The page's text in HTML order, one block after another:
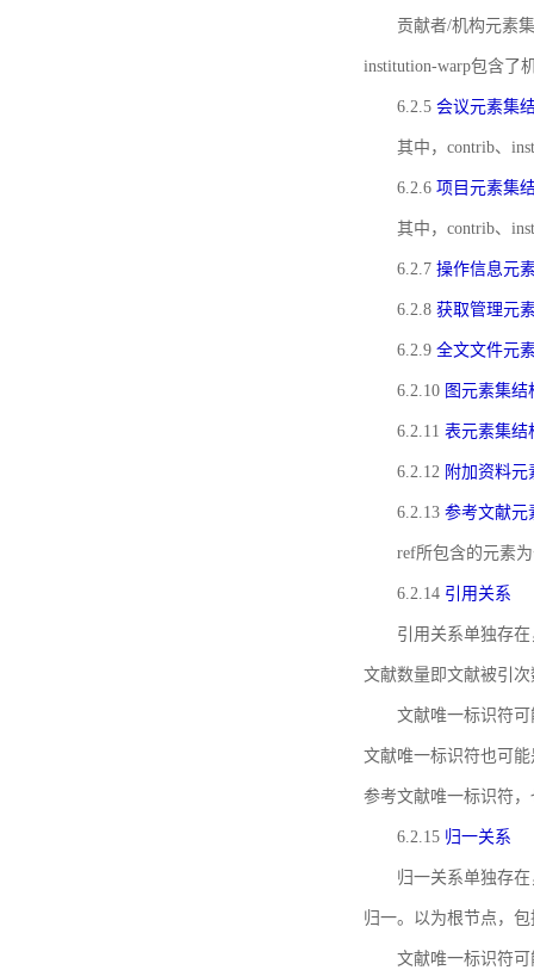
贡献者/机构元素
institution-warp包含了
6.2.5 会议元素集
其中，contrib、
6.2.6 项目元素集
其中，contrib、
6.2.7 操作信息元
6.2.8 获取管理元
6.2.9 全文文件元
6.2.10 图元素集结
6.2.11 表元素集结
6.2.12 附加资料元
6.2.13 参考文献元
ref所包含的元素
6.2.14 引用关系
引用关系单独存
文献数量即文献被引
文献唯一标识符
文献唯一标识符也可
参考文献唯一标识符
6.2.15 归一关系
归一关系单独存
归一。以为根节点，
文献唯一标识符